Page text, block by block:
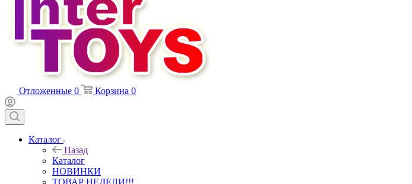
Отложенные 0 Корзина 0
Каталог
Назад
Каталог
НОВИНКИ
ТОВАР НЕДЕЛИ!!!